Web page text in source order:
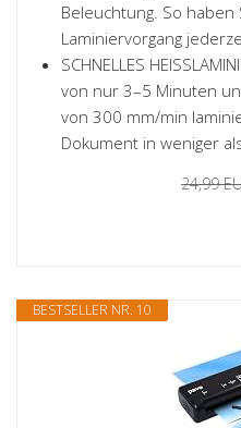
Beleuchtung. So
Laminiervorgang
SCHNELLES
von nur 3–5 Minuten
von 300 mm/min
Dokument in weniger
24,99
BESTSELLER NR. 10